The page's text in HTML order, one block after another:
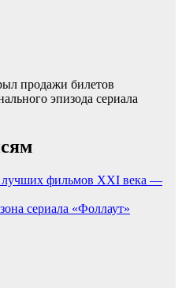
продажи билетов
эпизода сериала
лучших фильмов XXI века —
сериала «Фоллаут»